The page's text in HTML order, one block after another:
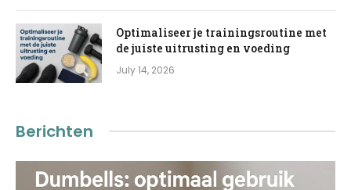
Optimaliseer je trainingsroutine met
de juiste uitrusting en voeding
July 14, 2026
Berichten